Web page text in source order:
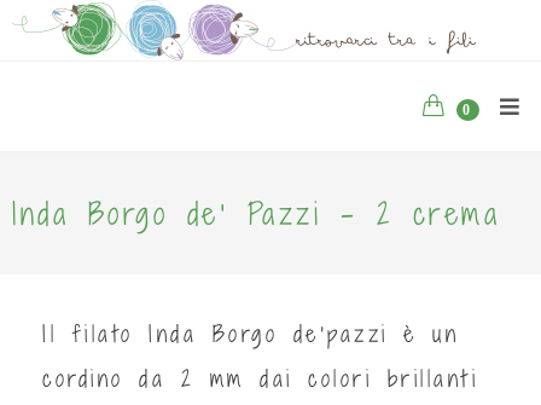
0
Inda Borgo de' Pazzi - 2 crema
Il filato Inda Borgo de'pazzi è un
cordino da 2 mm dai colori brillanti